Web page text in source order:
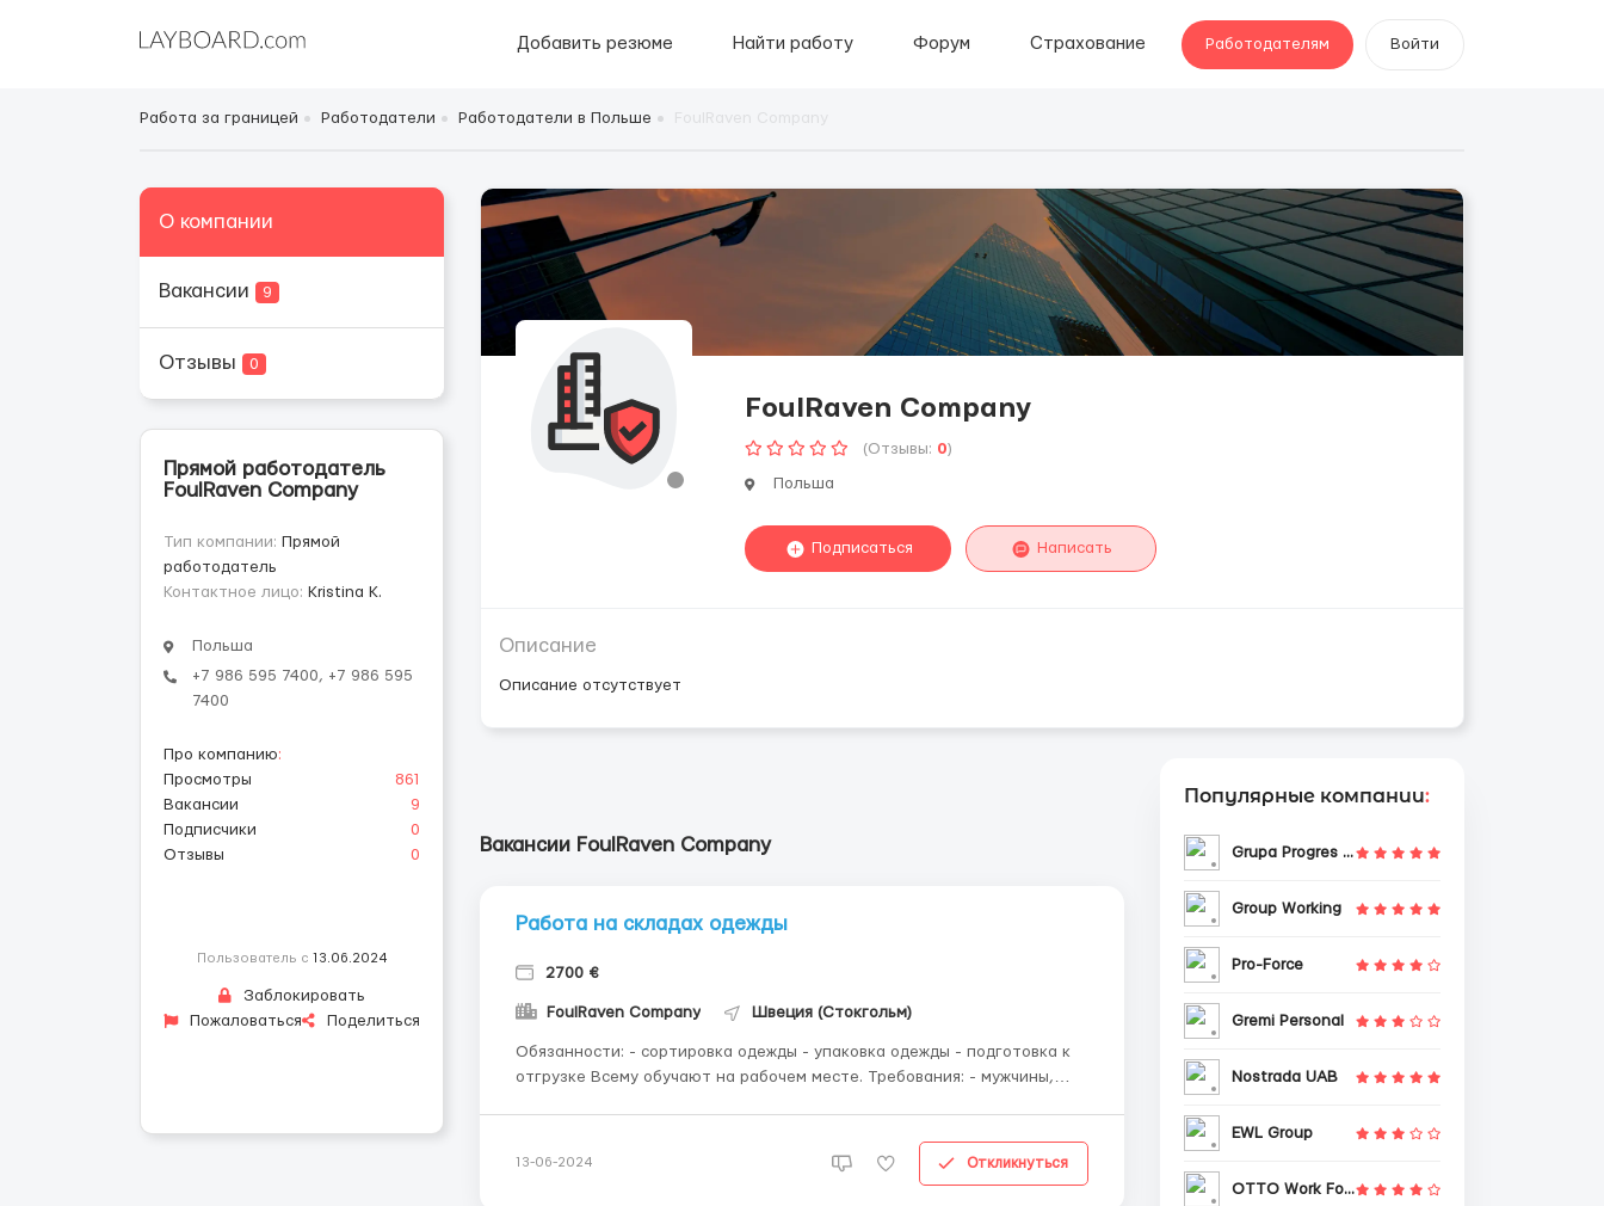
Добавить резюме Найти работу Форум Страхование Работодателям Войти
Работа за границей Работодатели Работодатели в Польше
О компании
Вакансии 9
Отзывы 0
Прямой работодатель
FoulRaven Company
Тип компании: Прямой
работодатель
Контактное лицо: Kristina K.
Польша
+7 986 595 7400, +7 986 595
7400
Про компанию:
Просмотры
861
Вакансии
9
Подписчики
0
Отзывы
0
Пользователь с 13.06.2024
Заблокировать
Пожаловаться
Поделиться
FoulRaven Company
(Отзывы: 0)
Польша
Подписаться Написать
Описание
Описание отсутствует
Вакансии FoulRaven Company
Работа на складах одежды
2700 €
FoulRaven Company Швеция (Стокгольм)
Обязанности: - сортировка одежды - упаковка одежды - подготовка к
отгрузке Всему обучают на рабочем месте. Требования: - мужчины,
13-06-2024 Откликнуться
Популярные компании:
Grupa Progres Sp. z o.o.
Group Working
Pro-Force
Gremi Personal
Nostrada UAB
EWL Group
OTTO Work Force